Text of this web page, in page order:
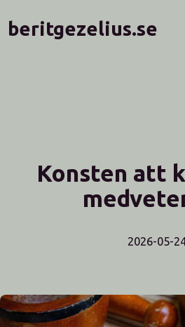
beritgezelius.se
Konsten att
2026-05-